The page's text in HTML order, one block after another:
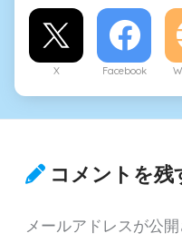
X Facebook
コメントを残
メールアドレスが公